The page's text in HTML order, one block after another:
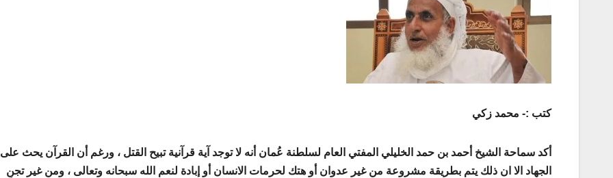
كتب :- محمد زكي
أكد سماحة الشيخ أحمد بن حمد الخليلي المفتي العام لسلطنة عُمان أنه لا توجد آية قرآنية تبيح القتل ، ورغم أن القرآن يحث على
الجهاد الا ان ذلك يتم بطريقة مشروعة من غير عدوان أو هتك لحرمات الانسان أو إبادة لنعم الله سبحانه وتعالى ، ومن غير تجنٍ